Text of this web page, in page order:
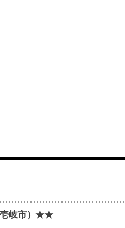
壱岐市）★★